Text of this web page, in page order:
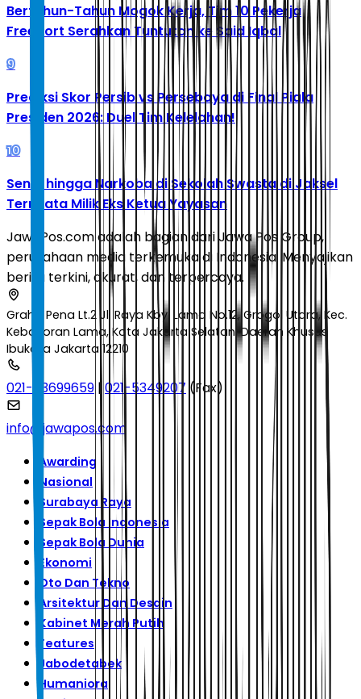
Bertahun-Tahun Mogok Kerja, Tim 10 Pekerja
Freeport Serahkan Tuntutan ke Said Iqbal
9
Prediksi Skor Persib vs Persebaya di Final Piala
Presiden 2026: Duel Tim Kelelahan!
10
Senpi hingga Narkoba di Sekolah Swasta di Jaksel
Ternyata Milik Eks Ketua Yayasan
JawaPos.com adalah bagian dari Jawa Pos Group,
perusahaan media terkemuka di Indonesia. Menyajikan
berita terkini, akurat, dan terpercaya.
Graha Pena Lt.2 Jl. Raya Kby. Lama No.12, Grogol Utara, Kec.
Kebayoran Lama, Kota Jakarta Selatan, Daerah Khusus
Ibukota Jakarta 12210
021-53699659 | 021-5349207 (Fax)
info@jawapos.com
Awarding
Nasional
Surabaya Raya
Sepak Bola Indonesia
Sepak Bola Dunia
Ekonomi
Oto Dan Tekno
Arsitektur Dan Desain
Kabinet Merah Putih
Features
Jabodetabek
Humaniora